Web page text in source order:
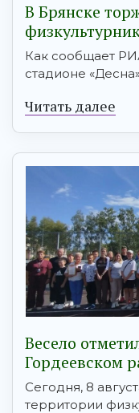
В Брянске
Как сообщает
стадионе
Читать далее
Весело
Гордеевском
Сегодня, 8
территории